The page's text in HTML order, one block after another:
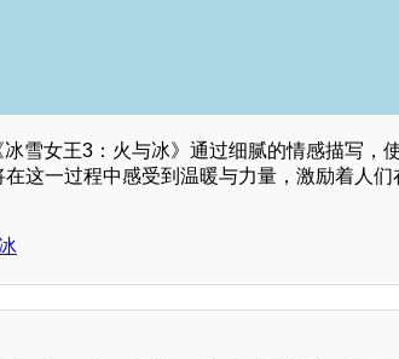
雪女王3：火与冰》通过细腻的情感描写，
这一过程中感受到温暖与力量，激励着人们